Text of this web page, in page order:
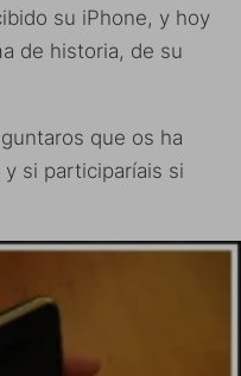
su iPhone, y hoy
de historia, de su
que os ha
y si participaríais si